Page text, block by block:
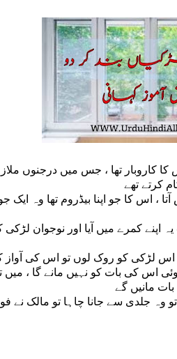
کا کاروبار تھا ، جس میں درجنوں
، اس کا جو اپنا بیڈروم تھا وہ ایک
کمرے میں آیا اور نوجوان
لڑکی کو روک لوں تو اس کی آواز
اس کی بات کو نہیں مانے گا ، میں
جلدی سے جانا چاہا تو مالک نے